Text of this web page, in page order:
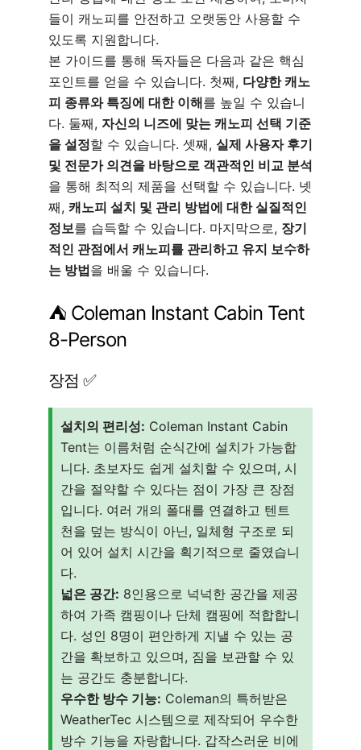
들이 캐노피를 안전하고 오랫동안 사용할 수
있도록 지원합니다.
본 가이드를 통해 독자들은 다음과 같은 핵심
포인트를 얻을 수 있습니다. 첫째, 다양한 캐노
피 종류와 특징에 대한 이해를 높일 수 있습니
다. 둘째, 자신의 니즈에 맞는 캐노피 선택 기준
을 설정할 수 있습니다. 셋째, 실제 사용자 후기
및 전문가 의견을 바탕으로 객관적인 비교 분석
을 통해 최적의 제품을 선택할 수 있습니다. 넷
째, 캐노피 설치 및 관리 방법에 대한 실질적인
정보를 습득할 수 있습니다. 마지막으로, 장기
적인 관점에서 캐노피를 관리하고 유지 보수하
는 방법을 배울 수 있습니다.
⛺️ Coleman Instant Cabin Tent
8-Person
장점 ✅
설치의 편리성: Coleman Instant Cabin
Tent는 이름처럼 순식간에 설치가 가능합
니다. 초보자도 쉽게 설치할 수 있으며, 시
간을 절약할 수 있다는 점이 가장 큰 장점
입니다. 여러 개의 폴대를 연결하고 텐트
천을 덮는 방식이 아닌, 일체형 구조로 되
어 있어 설치 시간을 획기적으로 줄였습니
다.
넓은 공간: 8인용으로 넉넉한 공간을 제공
하여 가족 캠핑이나 단체 캠핑에 적합합니
다. 성인 8명이 편안하게 지낼 수 있는 공
간을 확보하고 있으며, 짐을 보관할 수 있
는 공간도 충분합니다.
우수한 방수 기능: Coleman의 특허받은
WeatherTec 시스템으로 제작되어 우수한
방수 기능을 자랑합니다. 갑작스러운 비에